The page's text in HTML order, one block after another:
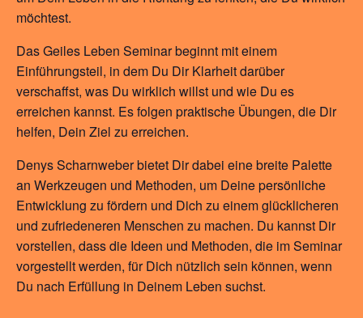
möchtest.
Das Geiles Leben Seminar beginnt mit einem
Einführungsteil, in dem Du Dir Klarheit darüber
verschaffst, was Du wirklich willst und wie Du es
erreichen kannst. Es folgen praktische Übungen, die Dir
helfen, Dein Ziel zu erreichen.
Denys Scharnweber bietet Dir dabei eine breite Palette
an Werkzeugen und Methoden, um Deine persönliche
Entwicklung zu fördern und Dich zu einem glücklicheren
und zufriedeneren Menschen zu machen. Du kannst Dir
vorstellen, dass die Ideen und Methoden, die im Seminar
vorgestellt werden, für Dich nützlich sein können, wenn
Du nach Erfüllung in Deinem Leben suchst.